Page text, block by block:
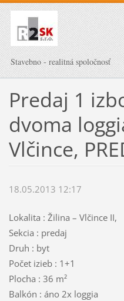
Stavebno - realitná spoločnosť
Predaj 1
dvoma
Vlčince,
18.05.2013 12:17
Lokalita : Žilina – Vlčince II,
Sekcia : predaj
Druh : byt
Počet izieb : 1+1
Plocha : 36 m²
Balkón : áno 2x loggia